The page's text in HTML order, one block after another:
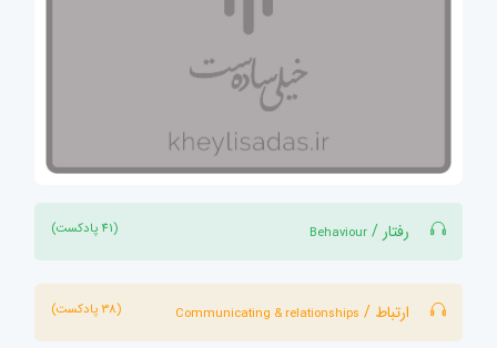
رفتار / Behaviour (41 پادکست)
ارتباط / Communicating & relationships (38 پادکست)